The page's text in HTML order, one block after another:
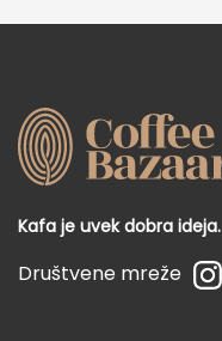
Kafa je uvek dobra ideja.
Društvene mreže